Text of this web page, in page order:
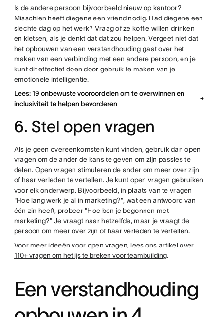
Is de andere persoon bijvoorbeeld nieuw op kantoor?
Misschien heeft diegene een vriend nodig. Had diegene een
slechte dag op het werk? Vraag of ze koffie willen drinken
en kletsen, als je denkt dat dat zou helpen. Vergeet niet dat
het opbouwen van een verstandhouding gaat over het
maken van een verbinding met een andere persoon, en je
kunt dit effectief doen door gebruik te maken van je
emotionele intelligentie.
Lees: 19 onbewuste vooroordelen om te overwinnen en
inclusiviteit te helpen bevorderen
6. Stel open vragen
Als je geen overeenkomsten kunt vinden, gebruik dan open
vragen om de ander de kans te geven om zijn passies te
delen. Open vragen stimuleren de ander om meer over zijn
of haar verleden te vertellen. Je kunt open vragen gebruiken
voor elk onderwerp. Bijvoorbeeld, in plaats van te vragen
"Hoe lang werk je al in marketing?", wat een antwoord van
één zin heeft, probeer "Hoe ben je begonnen met
marketing?" Je vraagt naar hetzelfde, maar je vraagt de
persoon om meer over zijn of haar verleden te vertellen.
Voor meer ideeën voor open vragen, lees ons artikel over
110+ vragen om het ijs te breken voor teambuilding.
Een verstandhouding